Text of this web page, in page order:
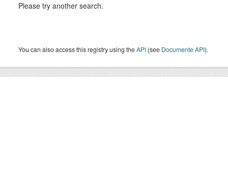
Please try another search.
You can also access this registry using theAPI (see Documente API).